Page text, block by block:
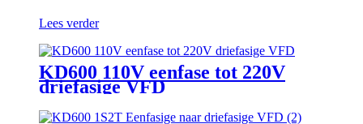
Lees verder
KD600 110V eenfase tot 220V
driefasige VFD